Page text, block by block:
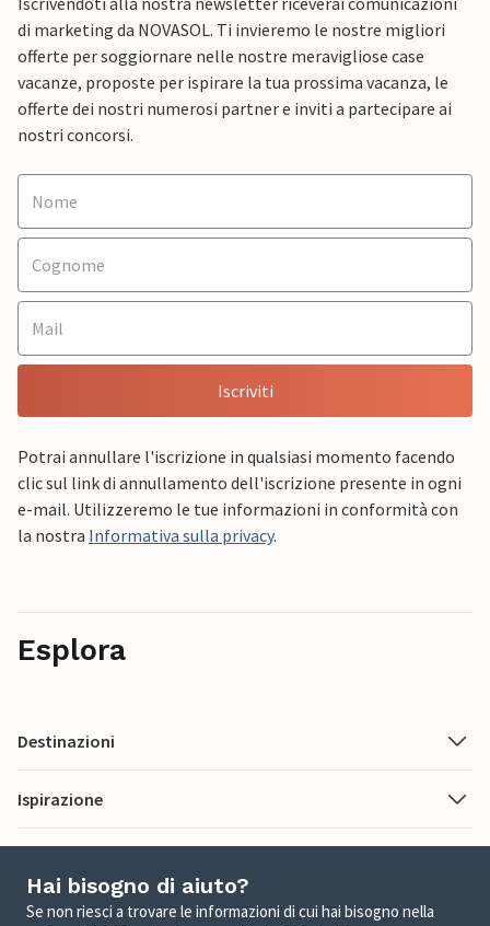
di marketing da NOVASOL. Ti invieremo le nostre migliori
offerte per soggiornare nelle nostre meravigliose case
vacanze, proposte per ispirare la tua prossima vacanza, le
offerte dei nostri numerosi partner e inviti a partecipare ai
nostri concorsi.
Iscriviti
Potrai annullare l'iscrizione in qualsiasi momento facendo
clic sul link di annullamento dell'iscrizione presente in ogni
e-mail. Utilizzeremo le tue informazioni in conformità con
la nostra Informativa sulla privacy.
Esplora
Destinazioni
Ispirazione
Hai bisogno di aiuto?
Se non riesci a trovare le informazioni di cui hai bisogno nella